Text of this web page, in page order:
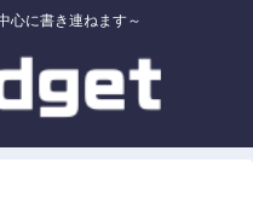
心に書き連ねます～